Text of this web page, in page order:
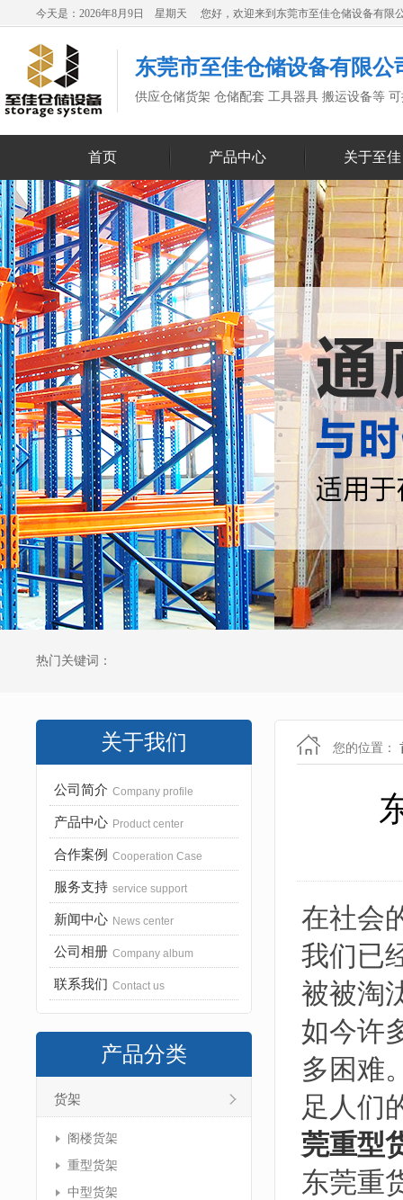
今天是：2026年8月9日 星期天 您好，欢迎来到东莞市至佳仓储设备有限
东莞市至佳仓储设备有限公
供应仓储货架 仓储配套 工具器具 搬运设备等
首页 产品中心 关于至佳
热门关键词：
关于我们
公司简介 Company profile
产品中心 Product center
合作案例 Cooperation Case
服务支持 service support
新闻中心 News center
公司相册 Company album
联系我们 Contact us
产品分类
货架
阁楼货架
重型货架
中型货架
您的位置：
在社会
我们已
被被淘
如今许
多困难
足人们
莞重型
东莞重